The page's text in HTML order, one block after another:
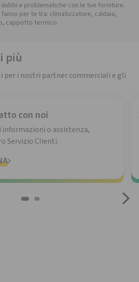
e problematiche con le tue forniture.
fanno per te tra: climatizzatore, caldaia,
cappotto termico.
più
i nostri partner commerciali e gli
con noi
informazioni o assistenza,
Servizio Clienti.